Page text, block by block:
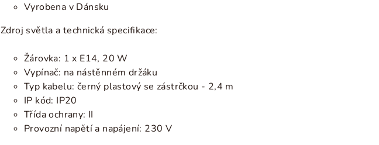
Vyrobena v Dánsku
Zdroj světla a technická specifikace:
Žárovka: 1 x E14, 20 W
Vypínač: na nástěnném držáku
Typ kabelu: černý plastový se zástrčkou - 2,4 m
IP kód: IP20
Třída ochrany: II
Provozní napětí a napájení: 230 V